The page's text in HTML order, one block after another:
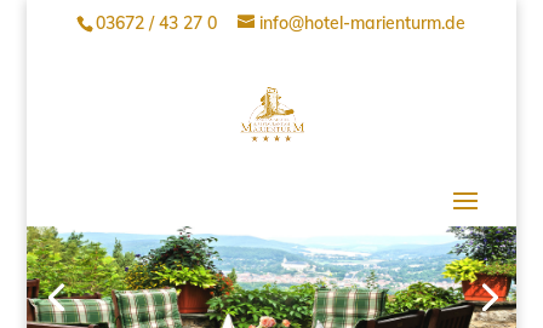
03672 / 43 27 0 info@hotel-marienturm.de